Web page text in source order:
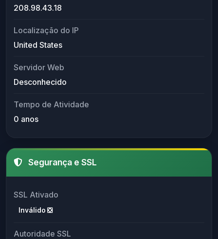
208.98.43.18
Localização do IP
United States
Servidor Web
Desconhecido
Tempo de Atividade
0 anos
Segurança e SSL
SSL Ativado
Inválido ❎
Autoridade SSL